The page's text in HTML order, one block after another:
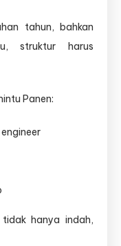
tahun, bahkan
struktur harus
Panen:
hanya indah,